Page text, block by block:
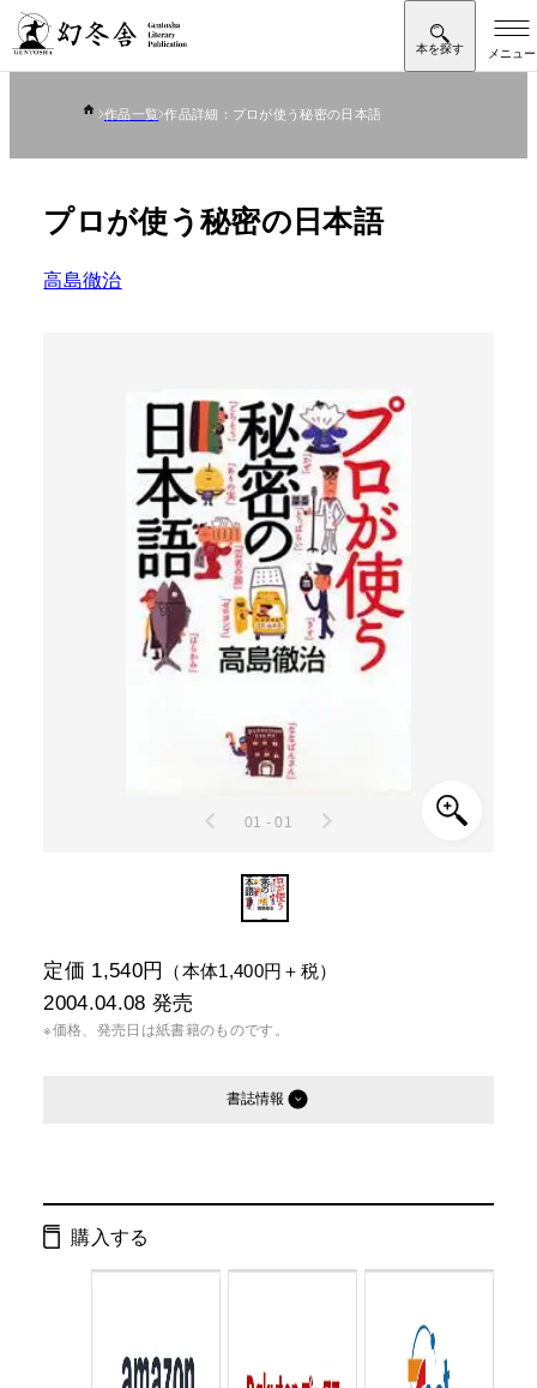
作品一覧 作品詳細：プロが使う秘密の日本語
プロが使う秘密の日本語
高島徹治
01 - 01
定価 1,540円 （本体1,400円＋税）
2004.04.08 発売
※価格、発売日は紙書籍のものです。
書誌情報
ISBN： 9784344004993
判型：
購入する